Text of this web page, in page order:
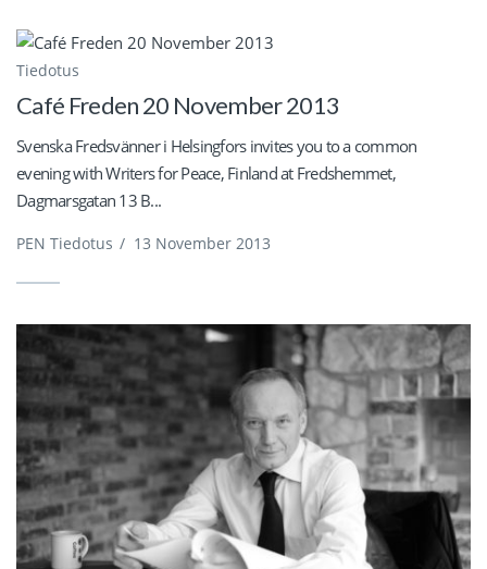
Tiedotus
Café Freden 20 November 2013
Svenska Fredsvänner i Helsingfors invites you to a common
evening with Writers for Peace, Finland at Fredshemmet,
Dagmarsgatan 13 B...
PEN Tiedotus / 13 November 2013